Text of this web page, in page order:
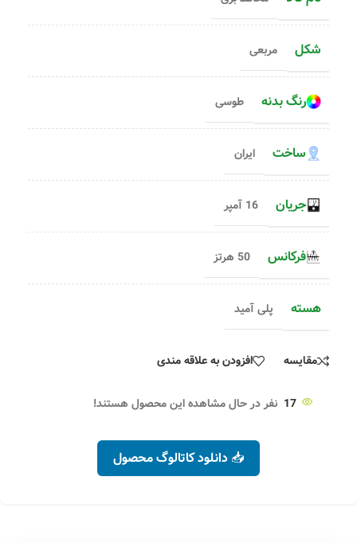
شکل مربعی
رنگ بدنه طوسی
ساخت ایران
جریان 16 آمپر
فرکانس 50 هرتز
هسته پلی آمید
مقایسه افزودن به علاقه مندی
17 نفر در حال مشاهده این محصول هستند!
📥 دانلود کاتالوگ محصول